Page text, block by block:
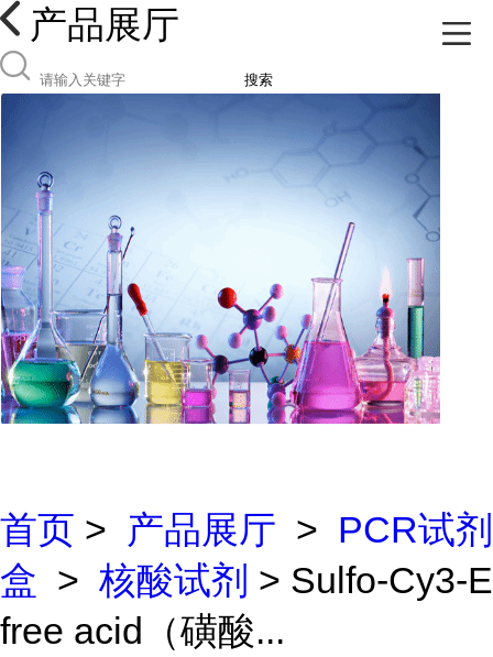
产品展厅
搜索
首页 > 产品展厅 > PCR试剂
盒 > 核酸试剂 > Sulfo-Cy3-E
free acid（磺酸...